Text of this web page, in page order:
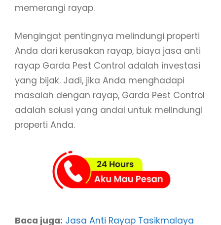
memerangi rayap.
Mengingat pentingnya melindungi properti
Anda dari kerusakan rayap, biaya jasa anti
rayap Garda Pest Control adalah investasi
yang bijak. Jadi, jika Anda menghadapi
masalah dengan rayap, Garda Pest Control
adalah solusi yang andal untuk melindungi
properti Anda.
Baca juga: Jasa Anti Rayap Tasikmalaya